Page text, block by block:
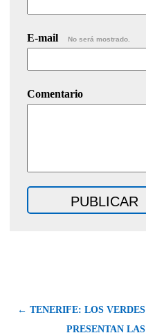
E-mail No será mostrado.
Comentario
← TENERIFE: LOS VERDES
PRESENTAN LAS